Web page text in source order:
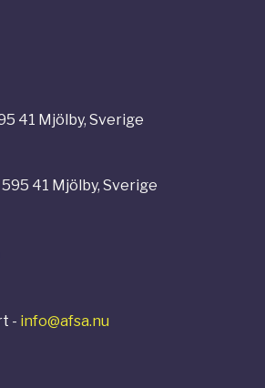
41 Mjölby, Sverige
41 Mjölby, Sverige
- info@afsa.nu